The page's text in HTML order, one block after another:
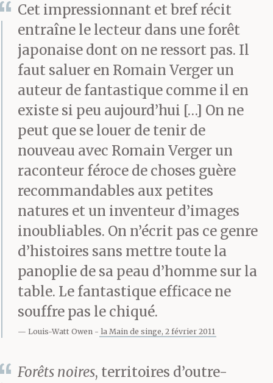
lesquels je l’aurais
sans hésitation
reconnu. Or, plus rien ne
personnalisait
ce visage entièrement
lissé, massé et poli par
les mains et
les onguents des
thanatopracteurs. Qui
était cet homme
figé aux lèvres pincées,
trop étroitement
cousues, les
sur son crucifix ? Lui
Cet impressionnant et bref récit
entraîne le lecteur dans une forêt
japonaise dont on ne ressort pas. Il
faut saluer en Romain Verger un
auteur de fantastique comme il en
existe si peu aujourd’hui […] On ne
peut que se louer de tenir de
nouveau avec Romain Verger un
raconteur féroce de choses guère
recommandables aux petites
natures et un inventeur d’images
inoubliables. On n’écrit pas ce genre
d’histoires sans mettre toute la
panoplie de sa peau d’homme sur la
table. Le fantastique efficace ne
souffre pas le chiqué.
Louis-Watt Owen la Main de singe, 2 février 2011
Forêts noires, territoires d’outre-